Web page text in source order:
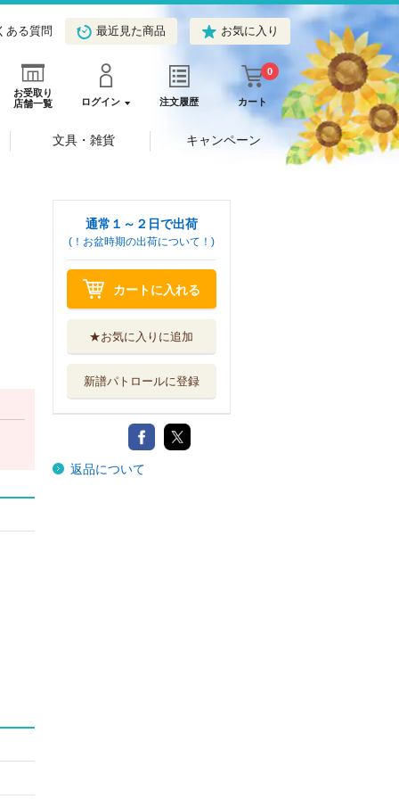
ある質問 最近見た商品 お気に入り
お受取り
店舗一覧
ログイン 注文履歴 カート
0
文具・雑貨 キャンペーン
通常１～２日で出荷
(！お盆時期の出荷について！)
カートに入れる
★お気に入りに追加
新譜パトロールに登録
返品について